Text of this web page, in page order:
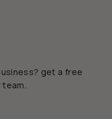
get a free